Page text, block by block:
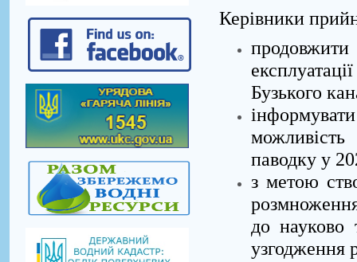
Керівники
продовжити
Бузького
паводку у
з метою
до
узгодження